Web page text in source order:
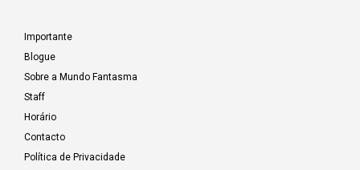
Importante
Blogue
Sobre a Mundo Fantasma
Staff
Horário
Contacto
Política de Privacidade